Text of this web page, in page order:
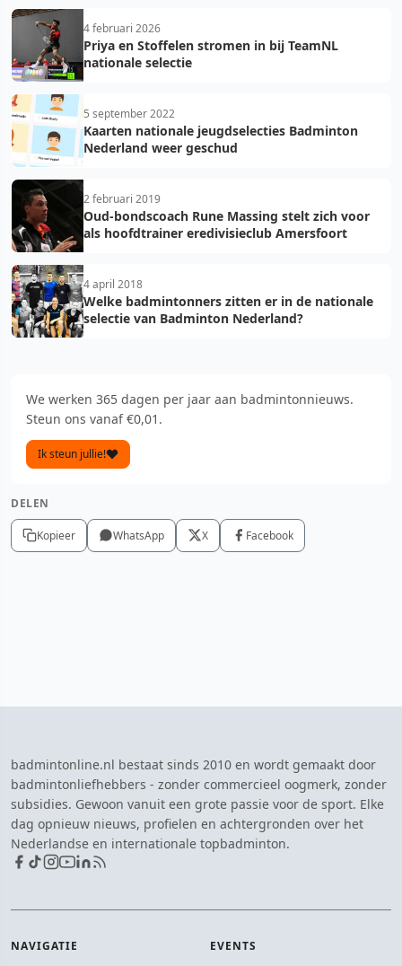
4 februari 2026
Priya en Stoffelen stromen in bij TeamNL
nationale selectie
5 september 2022
Kaarten nationale jeugdselecties Badminton
Nederland weer geschud
2 februari 2019
Oud-bondscoach Rune Massing stelt zich voor
als hoofdtrainer eredivisieclub Amersfoort
4 april 2018
Welke badmintonners zitten er in de nationale
selectie van Badminton Nederland?
We werken 365 dagen per jaar aan badmintonnieuws.
Steun ons vanaf €0,01.
Ik steun jullie!
DELEN
Kopieer WhatsApp X Facebook
badmintonline.nl bestaat sinds 2010 en wordt gemaakt door
badmintonliefhebbers - zonder commercieel oogmerk, zonder
subsidies. Gewoon vanuit een grote passie voor de sport. Elke
dag opnieuw nieuws, profielen en achtergronden over het
Nederlandse en internationale topbadminton.
NAVIGATIE EVENTS